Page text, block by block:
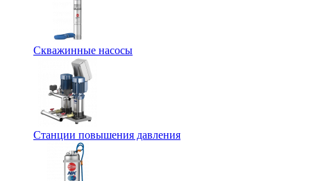
Скважинные насосы
Станции повышения давления